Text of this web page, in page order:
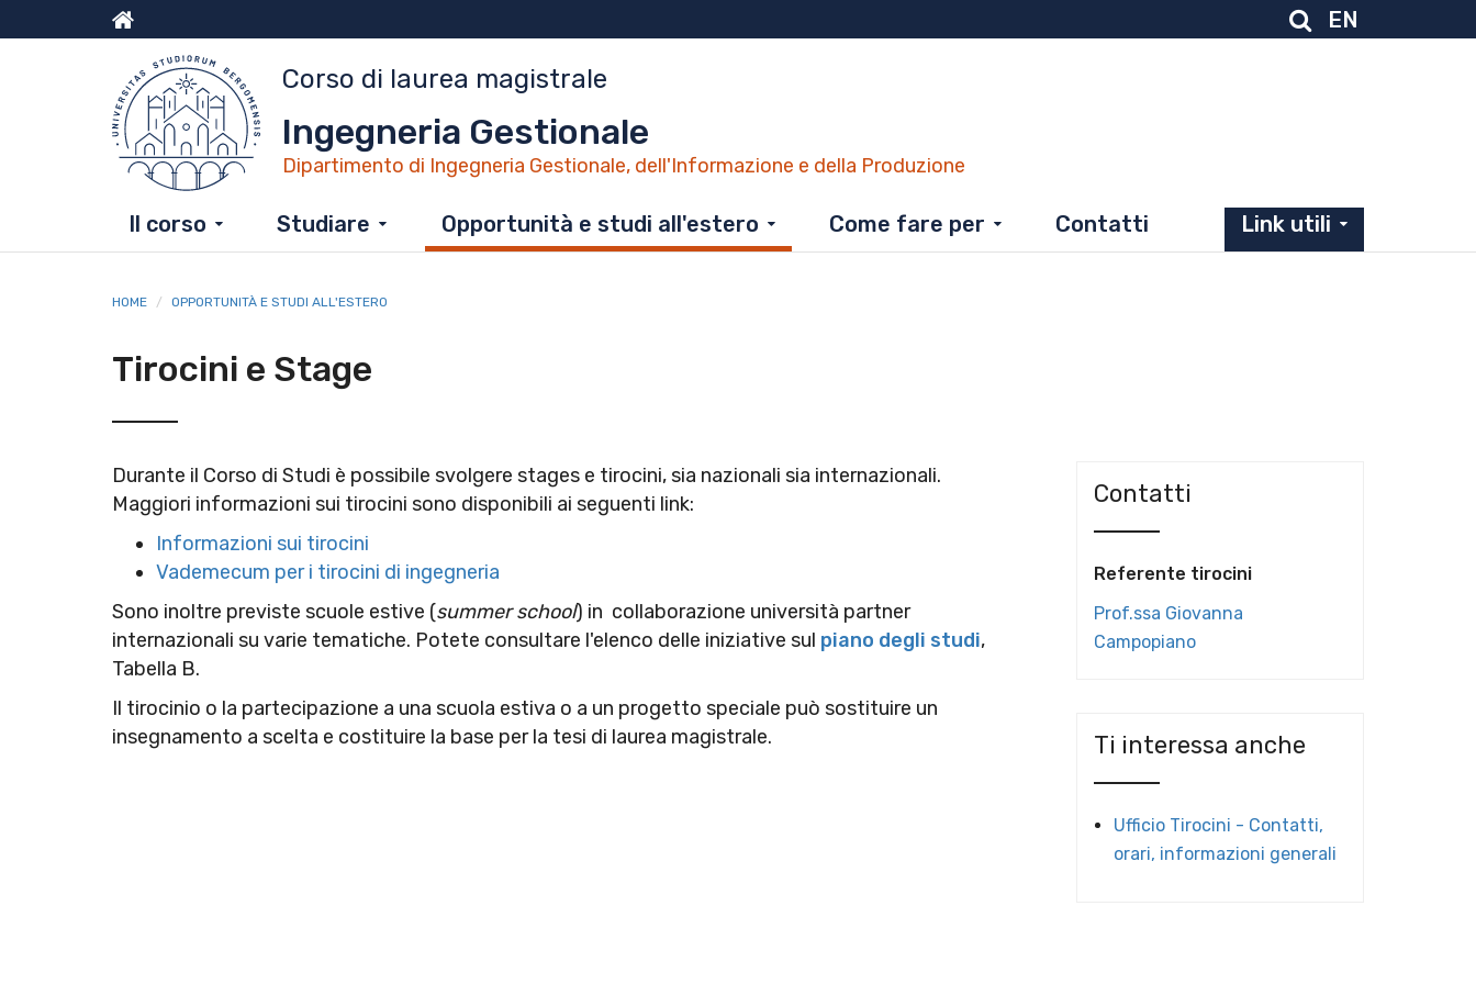
al
Menu
top
EN
Corso di laurea magistrale
Ingegneria Gestionale
Dipartimento di Ingegneria Gestionale, dell'Informazione e della Produzione
Il corso Studiare Opportunità e studi all'estero Come fare per Contatti Link utili
HOME OPPORTUNITÀ E STUDI ALL'ESTERO
Tirocini e Stage
Durante il Corso di Studi è possibile svolgere stages e tirocini, sia nazionali sia internazionali.
Maggiori informazioni sui tirocini sono disponibili ai seguenti link:
Informazioni sui tirocini
Vademecum per i tirocini di ingegneria
Sono inoltre previste scuole estive (summer school) in collaborazione università partner
internazionali su varie tematiche. Potete consultare l'elenco delle iniziative sul piano degli studi,
Tabella B.
Il tirocinio o la partecipazione a una scuola estiva o a un progetto speciale può sostituire un
insegnamento a scelta e costituire la base per la tesi di laurea magistrale.
Contatti
Referente tirocini
Prof.ssa Giovanna
Campopiano
Ti interessa anche
Ufficio Tirocini - Contatti,
orari, informazioni generali